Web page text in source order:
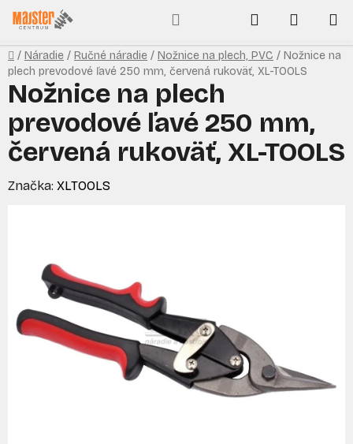
Prejsť
na
obsah
Hľadať
KOŠÍK
Domov
/ Náradie / Ručné náradie / Nožnice na plech, PVC / Nožnice na
plech prevodové ľavé 250 mm, červená rukoväť, XL-TOOLS
Nožnice na plech
prevodové ľavé 250 mm,
červená rukoväť, XL-TOOLS
Značka: XLTOOLS